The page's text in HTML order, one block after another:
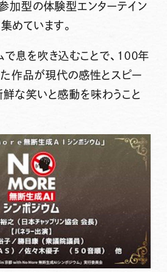
加型の体験型エンターテイン
めています。
で息を吹き込むことで、100年
作品が現代の感性とスピー
鮮な笑いと感動を味わうこと